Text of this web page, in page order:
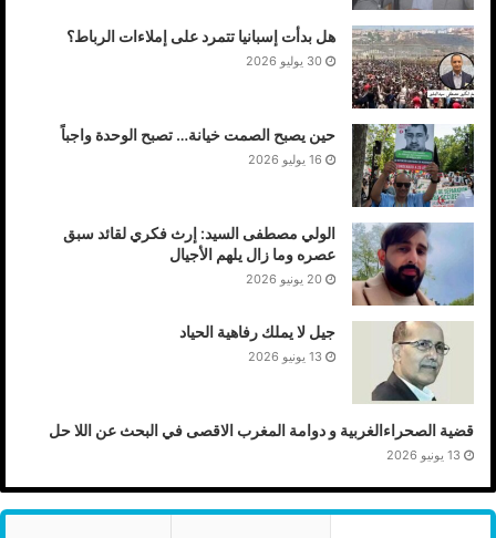
هل بدأت إسبانيا تتمرد على إملاءات الرباط؟
30 يوليو 2026
حين يصبح الصمت خيانة… تصبح الوحدة واجباً
16 يوليو 2026
الولي مصطفى السيد: إرث فكري لقائد سبق
عصره وما زال يلهم الأجيال
20 يونيو 2026
جيل لا يملك رفاهية الحياد
13 يونيو 2026
قضية الصحراءالغربية و دوامة المغرب الاقصى في البحث عن اللا حل
13 يونيو 2026